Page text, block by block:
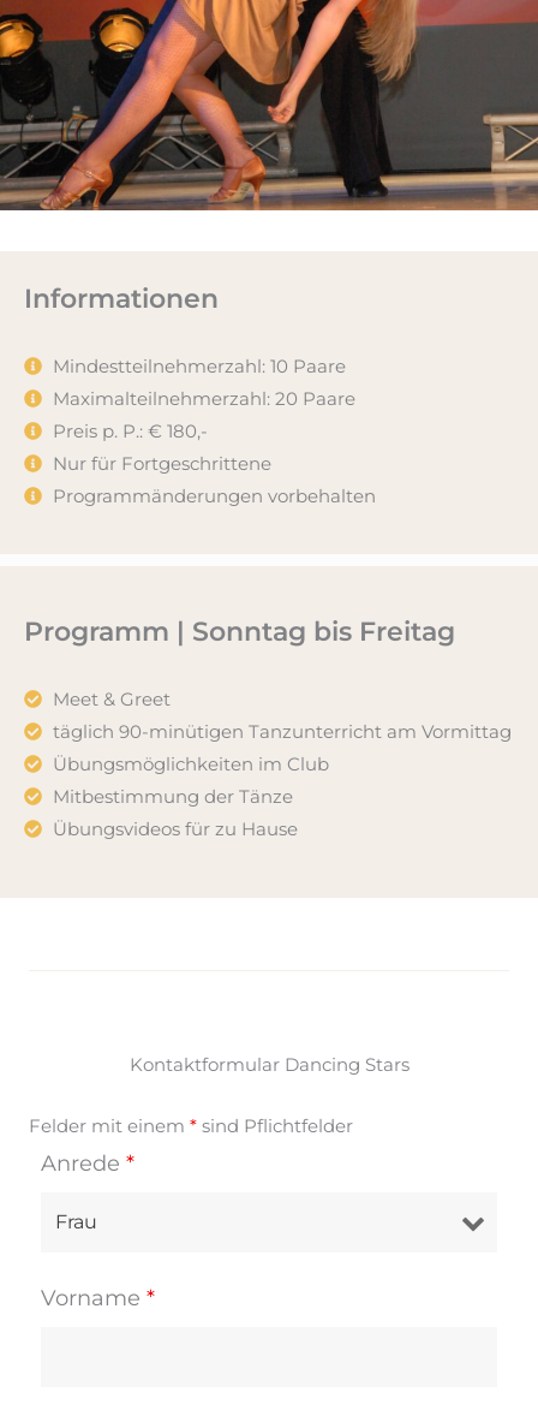
Informationen
Mindestteilnehmerzahl: 10 Paare
Maximalteilnehmerzahl: 20 Paare
Preis p. P.: € 180,-
Nur für Fortgeschrittene
Programmänderungen vorbehalten
Programm | Sonntag bis Freitag
Meet & Greet
täglich 90-minütigen Tanzunterricht am Vormittag
Übungsmöglichkeiten im Club
Mitbestimmung der Tänze
Übungsvideos für zu Hause
Kontaktformular Dancing Stars
Felder mit einem * sind Pflichtfelder
Anrede *
Vorname *